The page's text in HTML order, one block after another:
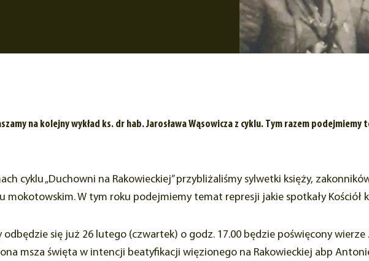
na kolejny wykład ks. dr hab. Jarosława Wąsowicza z cyklu. Tym razem
cyklu „Duchowni na Rakowieckiej” przybliżaliśmy sylwetki księży,
mokotowskim. W tym roku podejmiemy temat represji jakie spotkały Kościół
odbędzie się już 26 lutego (czwartek) o godz. 17.00 będzie poświęcony wierze
msza święta w intencji beatyfikacji więzionego na Rakowieckiej abp